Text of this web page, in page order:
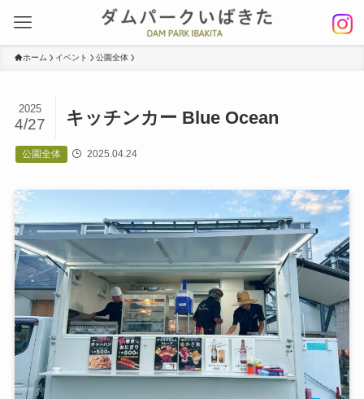
ホーム イベント 公園全体
キッチンカー Blue Ocean
2025
4/27
公園全体 2025.04.24